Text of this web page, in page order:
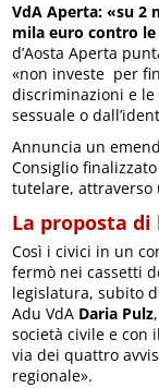
VdA Aperta: «su 2
mila euro contro
d’Aosta Aperta
«non investe per
discriminazioni e le
sessuale o
Annuncia un
Consiglio
tutelare,
La proposta di
Così i civici in un
fermò nei cassetti
legislatura, subito
Adu VdA Daria Pulz
società civile e con
via dei quattro
regionale».